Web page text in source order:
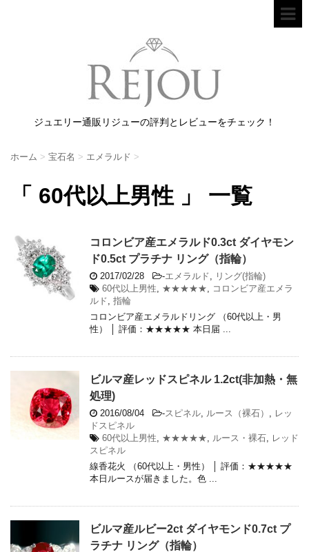
ジュエリー通販リジューの評判とレビューをチェック！
ホーム > 宝石名 > エメラルド >
「 60代以上男性 」 一覧
コロンビア産エメラルド0.3ct ダイヤモン
ド0.5ct プラチナ リング（指輪）
2017/02/28 -エメラルド
リング(指輪)
60代以上男性
★★★★★
コロンビア産エメラ
ルド 指輪
コロンビア産エメラルドリング （60代以上・男
性） │ 評価：★★★★★ 本日届 ...
ビルマ産レッドスピネル 1.2ct(非加熱・無
処理)
2016/08/04 -スピネル ルース（裸石）
レッ
ドスピネル
60代以上男性
★★★★★ ルース・裸石
レッド
スピネル
線香花火 （60代以上・男性） │ 評価：★★★★★
本日ルースが届きました。色 ...
ビルマ産ルビー2ct ダイヤモンド0.7ct プ
ラチナ リング（指輪）